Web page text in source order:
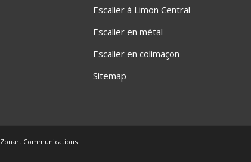
Escalier à Limon Central
Escalier en métal
Escalier en colimaçon
Sitemap
Zonart Communications